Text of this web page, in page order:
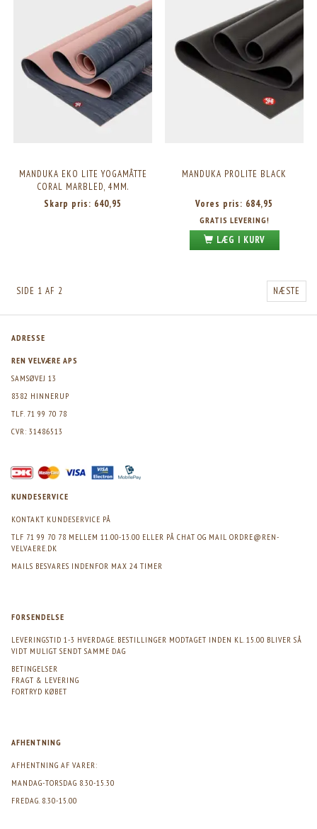
MANDUKA EKO LITE YOGAMÅTTE
CORAL MARBLED, 4MM.
Skarp pris: 640,95
MANDUKA PROLITE BLACK
Vores pris: 684,95
GRATIS LEVERING!
LÆG I KURV
SIDE 1 AF 2 NÆSTE
ADRESSE
REN VELVÆRE APS
SAMSØVEJ 13
8382 HINNERUP
TLF. 71 99 70 78
CVR: 31486513
KUNDESERVICE
KONTAKT KUNDESERVICE PÅ
TLF 71 99 70 78 MELLEM 11.00-13.00 ELLER PÅ CHAT OG MAIL ORDRE@REN-
VELVAERE.DK
MAILS BESVARES INDENFOR MAX 24 TIMER
FORSENDELSE
LEVERINGSTID 1-3 HVERDAGE. BESTILLINGER MODTAGET INDEN KL. 15.00 BLIVER SÅ
VIDT MULIGT SENDT SAMME DAG
BETINGELSER
FRAGT & LEVERING
FORTRYD KØBET
AFHENTNING
AFHENTNING AF VARER:
MANDAG-TORSDAG 8.30-15.30
FREDAG. 8.30-15.00